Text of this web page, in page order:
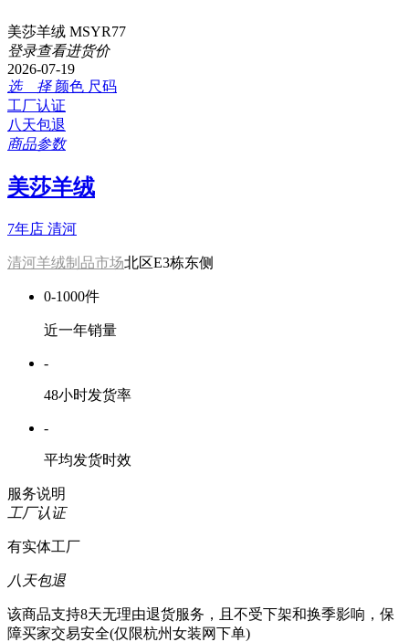
美莎羊绒 MSYR77
登录查看进货价
2026-07-19
选 择 颜色 尺码
工厂认证
八天包退
商品参数
美莎羊绒
7年店 清河
清河羊绒制品市场北区E3栋东侧
0-1000件
近一年销量
-
48小时发货率
-
平均发货时效
服务说明
工厂认证
有实体工厂
八天包退
该商品支持8天无理由退货服务，且不受下架和换季影响，保
障买家交易安全(仅限杭州女装网下单)